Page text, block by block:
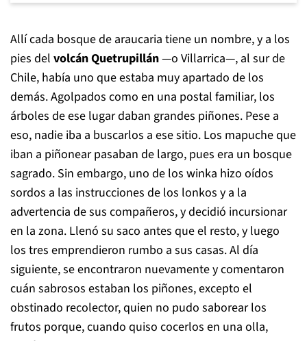
Allí cada bosque de araucaria tiene un nombre, y a los
pies del volcán Quetrupillán—o Villarrica—, al sur de
Chile, había uno que estaba muy apartado de los
demás. Agolpados como en una postal familiar, los
árboles de ese lugar daban grandes piñones. Pese a
eso, nadie iba a buscarlos a ese sitio. Los mapuche que
iban a piñonear pasaban de largo, pues era un bosque
sagrado. Sin embargo, uno de los winka hizo oídos
sordos a las instrucciones de los lonkos y a la
advertencia de sus compañeros, y decidió incursionar
en la zona. Llenó su saco antes que el resto, y luego
los tres emprendieron rumbo a sus casas. Al día
siguiente, se encontraron nuevamente y comentaron
cuán sabrosos estaban los piñones, excepto el
obstinado recolector, quien no pudo saborear los
frutos porque, cuando quiso cocerlos en una olla,